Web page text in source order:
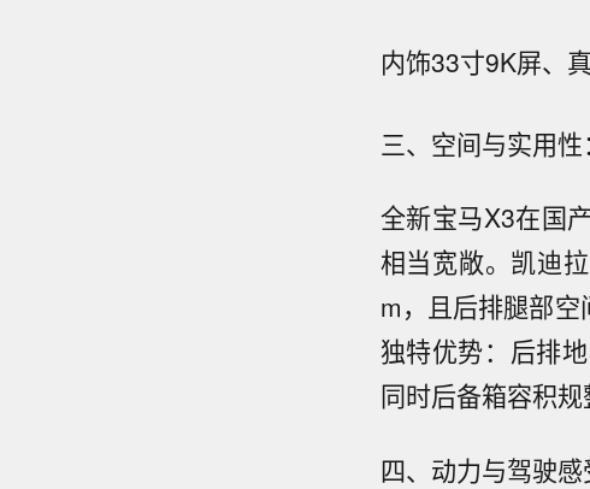
内饰33寸9K屏、
三、空间与实用
全新宝马X3在国
相当宽敞。凯迪
m，且后排腿部
独特优势：后排
同时后备箱容积规
四、动力与驾驶